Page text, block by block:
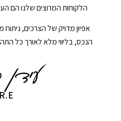
הלקוחות המרוצים שלנו הם
אפיון מדויק של הצרכים,
הנכס, בליווי מלא לאורך כל